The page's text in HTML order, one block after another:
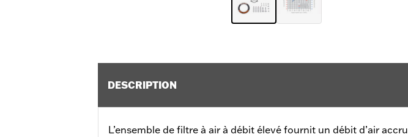
DESCRIPTION
L’ensemble de filtre à air à débit élevé fournit un débit d’air accru